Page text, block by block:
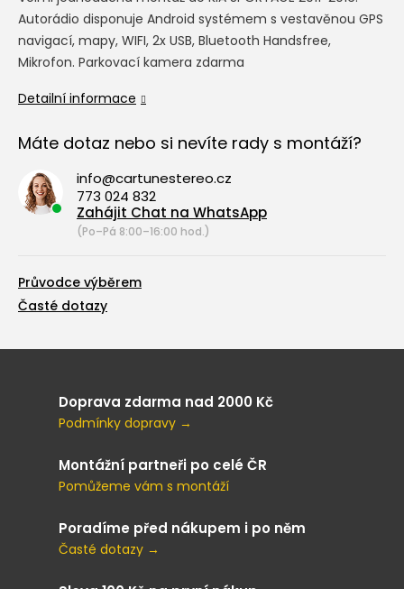
Autorádio disponuje Android systémem s vestavěnou GPS
navigací, mapy, WIFI, 2x USB, Bluetooth Handsfree,
Mikrofon. Parkovací kamera zdarma
Detailní informace
Máte dotaz nebo si nevíte rady s montáží?
info@cartunestereo.cz
773 024 832
Zahájit Chat na WhatsApp
(Po–Pá 8:00–16:00 hod.)
Průvodce výběrem
Časté dotazy
Doprava zdarma nad 2000 Kč
Podmínky dopravy →
Montážní partneři po celé ČR
Pomůžeme vám s montáží
Poradíme před nákupem i po něm
Časté dotazy →